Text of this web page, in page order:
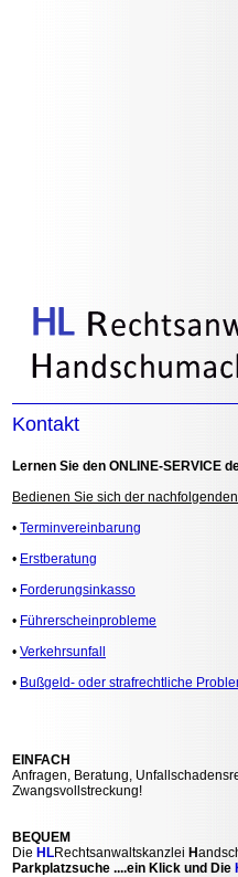
Kontakt
Lernen Sie den ONLINE-SERVICE
Bedienen Sie sich der
• Terminvereinbarung
• Erstberatung
• Forderungsinkasso
• Führerscheinprobleme
• Verkehrsunfall
• Bußgeld- oder strafrechtliche
EINFACH
Anfragen, Beratung,
Zwangsvollstreckung!
BEQUEM
Die HLRechtsanwaltskanzlei H
Parkplatzsuche ....ein Klick und Die